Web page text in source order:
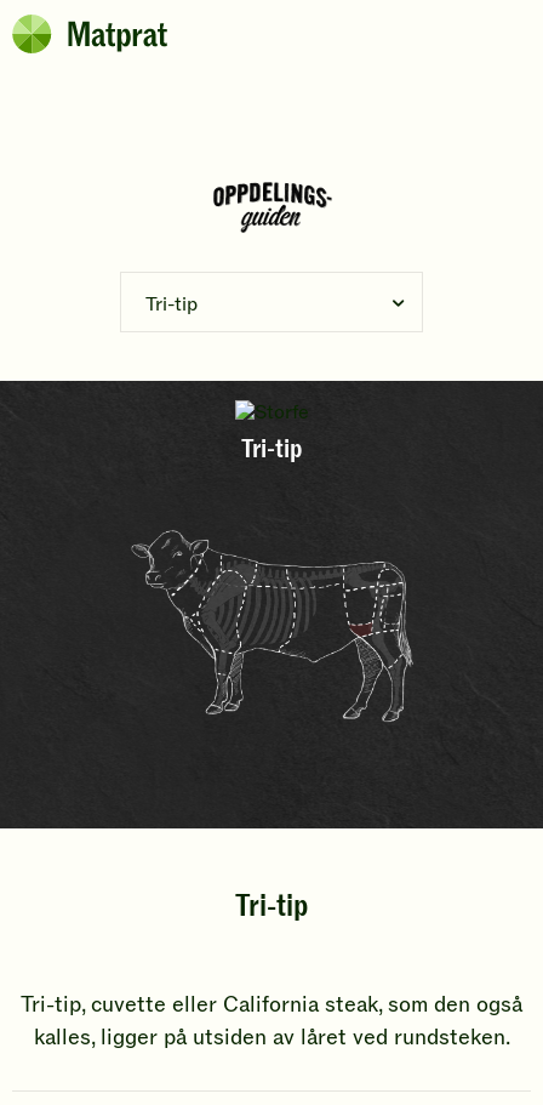
Hopp til hovedinnhold
Matprat
Tri-tip
Tri-tip
Tri-tip
Tri-tip, cuvette eller California steak, som den også
kalles, ligger på utsiden av låret ved rundsteken.